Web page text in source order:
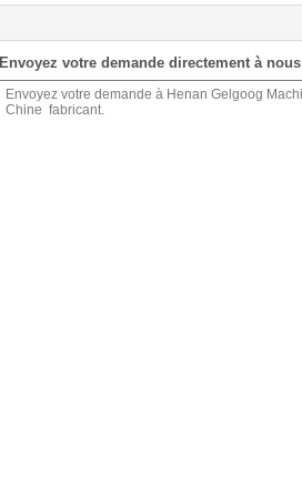
Envoyez votre demande directement à nous